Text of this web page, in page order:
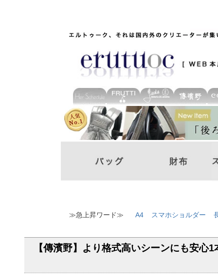
≫急上昇ワード≫ A4 スマホショルダー
【傳濱野】より格式高いシーンにも安